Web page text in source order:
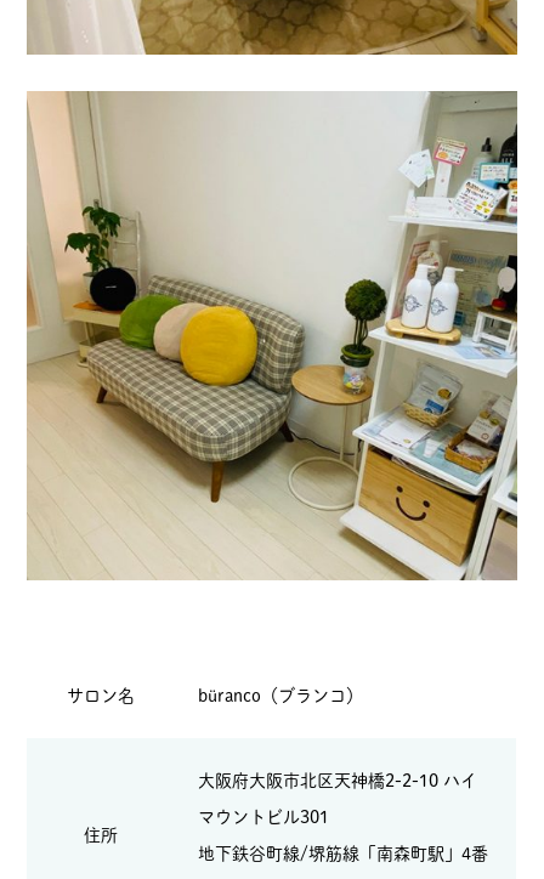
サロン名 büranco（ブランコ）
住所
大阪府大阪市北区天神橋2-2-10 ハイ
マウントビル301
地下鉄谷町線/堺筋線「南森町駅」4番